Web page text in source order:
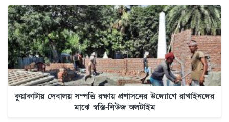
কুয়াকাটায় দেবালয় সম্পত্তি রক্ষায় প্রশাসনের উদ্যোগে রাখাইনদের
মাঝে স্বস্তি-নিউজ অলটাইম